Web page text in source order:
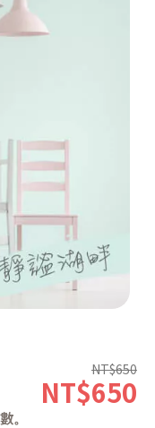
。
NT$650
NT$650